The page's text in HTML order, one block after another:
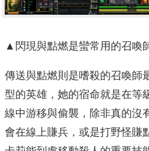
▲閃現與點燃是蠻常用的召喚
傳送與點燃則是嗜殺的召喚師
型的英雄，她的宿命就是在等
線中游移與偷襲，除非真的沒
會在線上賺兵，或是打野怪賺